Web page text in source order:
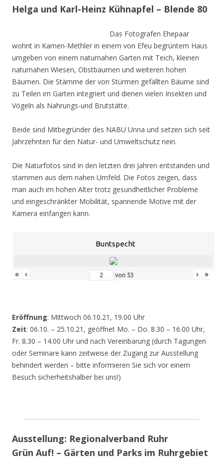
Helga und Karl-Heinz Kühnapfel – Blende 80
Das Fotografen Ehepaar
wohnt in Kamen-Methler in einem von Efeu begrüntem Haus
umgeben von einem naturnahen Garten mit Teich, kleinen
naturnahen Wiesen, Obstbäumen und weiteren hohen
Bäumen. Die Stämme der von Stürmen gefällten Bäume sind
zu Teilen im Garten integriert und dienen vielen Insekten und
Vögeln als Nahrungs-und Brutstätte.
Beide sind Mitbegründer des NABU Unna und setzen sich seit
Jahrzehnten für den Natur- und Umweltschutz nein.
Die Naturfotos sind in den letzten drei Jahren entstanden und
stammen aus dem nahen Umfeld. Die Fotos zeigen, dass
man auch im hohen Alter trotz gesundheitlicher Probleme
und eingeschränkter Mobilität, spannende Motive mit der
Kamera einfangen kann.
Buntspecht
« ‹ von 53 › »
Eröffnung: Mittwoch 06.10.21, 19.00 Uhr
Zeit: 06.10. – 25.10.21, geöffnet Mo. – Do. 8.30 – 16.00 Uhr,
Fr. 8.30 – 14.00 Uhr und nach Vereinbarung (durch Tagungen
oder Seminare kann zeitweise der Zugang zur Ausstellung
behindert werden – bitte informieren Sie sich vor einem
Besuch sicherheitshalber bei uns!)
Ausstellung: Regionalverband Ruhr
Grün Auf! – Gärten und Parks im Ruhrgebiet